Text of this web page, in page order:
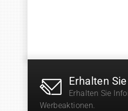
Erhalten
Erhalten Sie
Werbeaktionen.